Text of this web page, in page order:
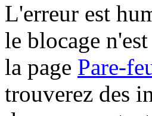
L'erreur est
le blocage
la page Pare-
trouverez des